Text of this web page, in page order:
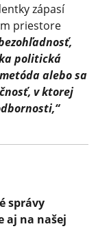
zápasí
priestore
politická
alebo sa
v ktorej
správy
aj na našej